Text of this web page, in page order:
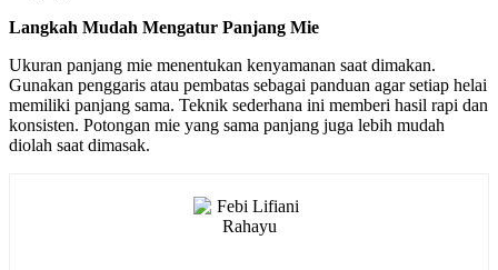
Langkah Mudah Mengatur Panjang Mie
Ukuran panjang mie menentukan kenyamanan saat dimakan.
Gunakan penggaris atau pembatas sebagai panduan agar setiap helai
memiliki panjang sama. Teknik sederhana ini memberi hasil rapi dan
konsisten. Potongan mie yang sama panjang juga lebih mudah
diolah saat dimasak.